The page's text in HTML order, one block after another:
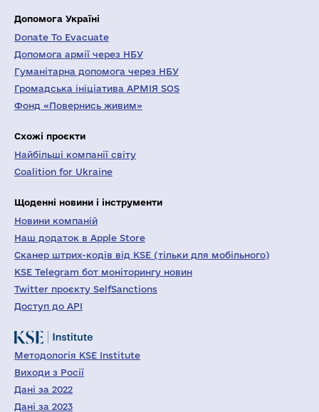
Допомога Україні
Donate To Evacuate
Допомога армії через НБУ
Гуманітарна допомога через НБУ
Громадська ініціатива АРМІЯ SOS
Фонд «Повернись живим»
Схожі проєкти
Найбільші компанії світу
Coalition for Ukraine
Щоденні новини і інструменти
Новини компаній
Наш додаток в Apple Store
Сканер штрих-кодів від KSE (тільки для мобільного)
KSE Telegram бот моніторингу новин
Twitter проєкту SelfSanctions
Доступ до API
Методологія KSE Institute
Виходи з Росії
Дані за 2022
Дані за 2023